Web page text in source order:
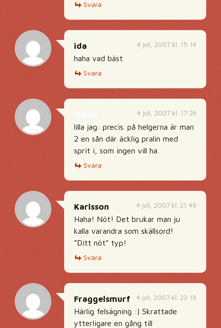
Svara
4 juli, 2007 kl. 15:14
ida
haha vad bäst
Svara
4 juli, 2007 kl. 17:24
lilla jag: precis. på helgerna är man
2 en sån där äcklig pralin med
sprit i, som ingen vill ha.
Svara
4 juli, 2007 kl. 21:49
Karlsson
Haha! Nöt! Det brukar man ju
kalla varandra som skällsord!
”Ditt nöt” typ!
Svara
4 juli, 2007 kl. 23:19
Fraggelsmurf
Härlig felsägning :) Skrattade
ytterligare en gång till